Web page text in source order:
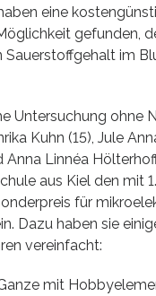
eine
gefunden,
Sauerstoffgehalt im
Untersuchung ohne
Kuhn (15), Jule
Anna Linnéa
aus Kiel den mit
für
Dazu haben sie
vereinfacht:
mit